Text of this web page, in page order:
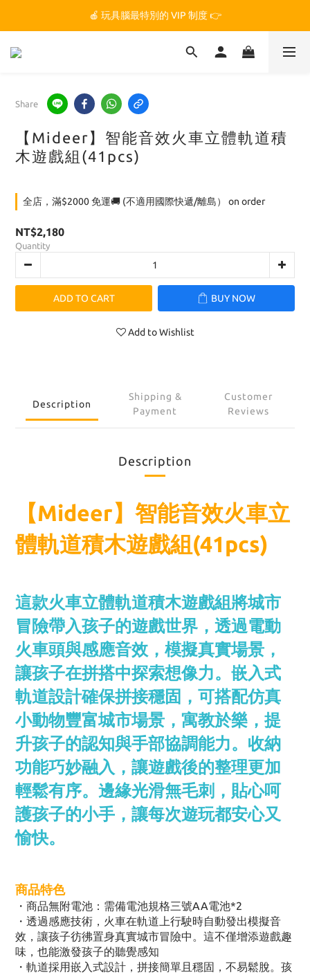
🏆 玩具腦是全台第一個獲得 STEM.org 教育平台
🍎 玩具腦最特別的 VIP 制度 👉
🏆 玩具腦是全台第一個獲得 STEM.org 教育平台
Share
【Mideer】智能音效火車立體軌道積
木遊戲組(41pcs)
全店，滿$2000 免運🚚 (不適用國際快遞/離島） on order
NT$2,180
Quantity
ADD TO CART BUY NOW
Add to Wishlist
Description
Shipping &
Payment
Customer
Reviews
Description
【Mideer】智能音效火車立
體軌道積木遊戲組(41pcs)
這款火車立體軌道積木遊戲組將城市
冒險帶入孩子的遊戲世界，透過電動
火車頭與感應音效，模擬真實場景，
讓孩子在拼搭中探索想像力。嵌入式
軌道設計確保拼接穩固，可搭配仿真
小動物豐富城市場景，寓教於樂，提
升孩子的認知與手部協調能力。收納
功能巧妙融入，讓遊戲後的整理更加
輕鬆有序。邊緣光滑無毛刺，貼心呵
護孩子的小手，讓每次遊玩都安心又
愉快。
商品特色
・商品無附電池：需備電池規格三號AA電池*2
・透過感應技術，火車在軌道上行駛時自動發出模擬音
效，讓孩子彷彿置身真實城市冒險中。這不僅增添遊戲趣
味，也能激發孩子的聽覺感知
・軌道採用嵌入式設計，拼接簡單且穩固，不易鬆脫。孩